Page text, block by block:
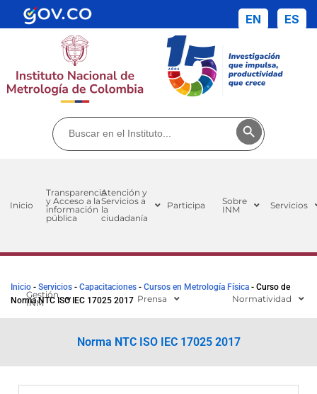
Buscar: Botón de
Inicio
Transparencia
y Acceso a la
información
pública
Atención y
Servicios a
la
ciudadanía
Participa
Sobre
INM
Servicios
Gestión
INM
Prensa Normatividad
Inicio - Servicios - Capacitaciones - Cursos en Metrología Física - Curso de
Norma NTC ISO IEC 17025 2017
Norma NTC ISO IEC 17025 2017
EN ES